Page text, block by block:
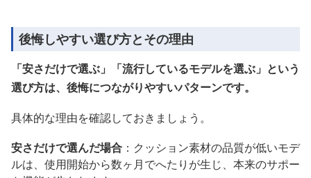
後悔しやすい選び方とその理由
「安さだけで選ぶ」「流行しているモデルを選ぶ」という
選び方は、後悔につながりやすいパターンです。
具体的な理由を確認しておきましょう。
安さだけで選んだ場合 ：クッション素材の品質が低いモデ
ルは、使用開始から数ヶ月でへたりが生じ、本来のサポー